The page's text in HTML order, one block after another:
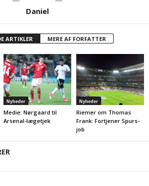
Daniel
ARTIKLER MERE AF FORFATTER
Nyheder
Medie: Nørgaard til
Arsenal-lægetjek
Nyheder
Riemer om Thomas
Frank: Fortjener Spurs-
job